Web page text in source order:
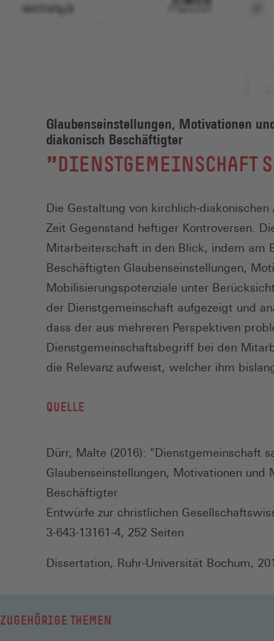
Glaubenseinstellungen, Motivationen
diakonisch Beschäftigter
:
"DIENSTGEMEINSCHAFT
Die Gestaltung von kirchlich-
Zeit Gegenstand heftiger Kontroversen.
Mitarbeiterschaft in den Blick, indem am
Beschäftigten Glaubenseinstellungen,
Mobilisierungspotenziale unter
der Dienstgemeinschaft aufgezeigt und
dass der aus mehreren Perspektiven
Dienstgemeinschaftsbegriff bei den
die Relevanz aufweist, welcher ihm
QUELLE
Dürr, Malte (2016): "Dienstgemeinschaft
Glaubenseinstellungen, Motivationen und
Beschäftigter
Entwürfe zur christlichen
3-643-13161-4, 252 Seiten
Dissertation, Ruhr-Universität Bochum,
ZUGEHÖRIGE THEMEN